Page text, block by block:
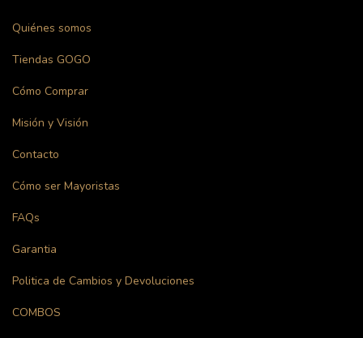
Quiénes somos
Tiendas GOGO
Cómo Comprar
Misión y Visión
Contacto
Cómo ser Mayoristas
FAQs
Garantia
Politica de Cambios y Devoluciones
COMBOS